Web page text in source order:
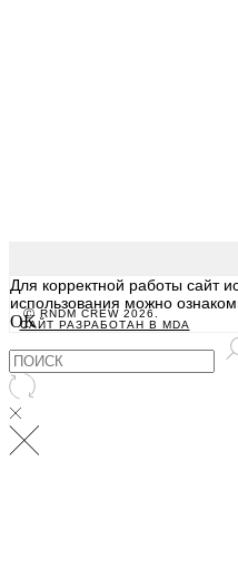
Ⓒ RNDM CREW 2026.
САЙТ РАЗРАБОТАН В MDA
Для корректной работы сайт
использования можно
OK